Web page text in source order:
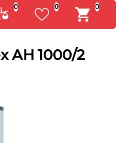
0 0 0
AH 1000/2